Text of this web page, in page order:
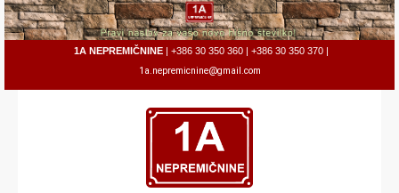
1A NEPREMIČNINE| +386 30 350 360 +386 30 350 370
1a.nepremicnine@gmail.com